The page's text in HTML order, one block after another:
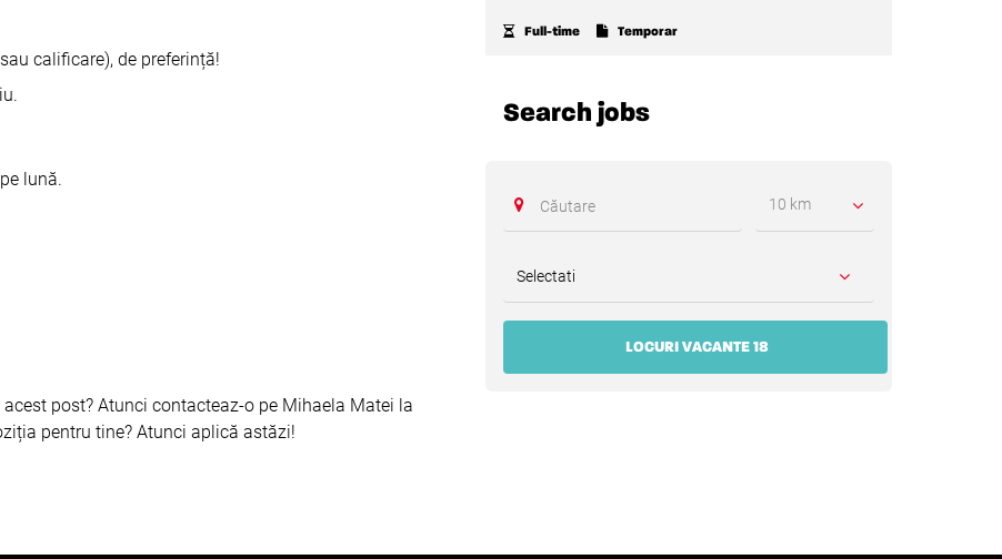
calificare), de preferință!
pe lună.
post? Atunci contacteaz-o pe Mihaela Matei la
pentru tine? Atunci aplică astăzi!
Full-time Temporar
Search jobs
10 km
LOCURI VACANTE 18